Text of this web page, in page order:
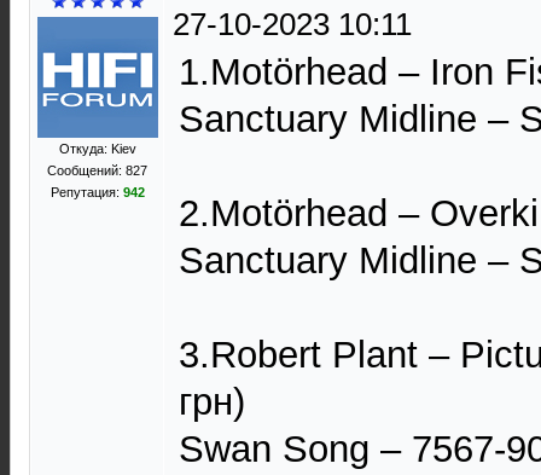
Откуда: Kiev
Сообщений: 827
Репутация: 942
27-10-2023 10:11
1.Motörhead – Iron
Sanctuary Midline –
2.Motörhead –
Sanctuary Midline –
3.Robert Plant –
грн)
Swan Song – 7567-